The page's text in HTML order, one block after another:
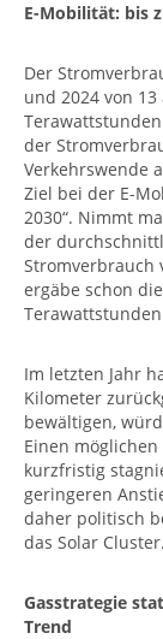
E-Mobilität: bis
Der
und 2024 von
der
Verkehrswende
Ziel bei der E-
2030“. Nimmt
der
Stromverbrauch
ergäbe schon
Im letzten Jahr
Kilometer
bewältigen,
Einen
kurzfristig
geringeren
daher politisch
das Solar Cluster.
Gasstrategie
Trend